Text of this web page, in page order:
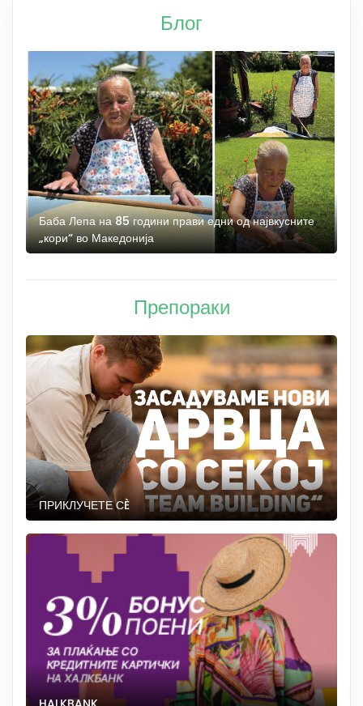
Блог
години прави едни од највкусните
Ново на Kajak.mk:
откријте го кањонот
Препораки
ПРИКЛУЧЕТЕ СÈ